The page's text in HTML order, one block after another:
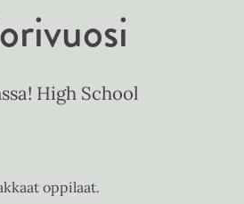
High School
oppilaat.